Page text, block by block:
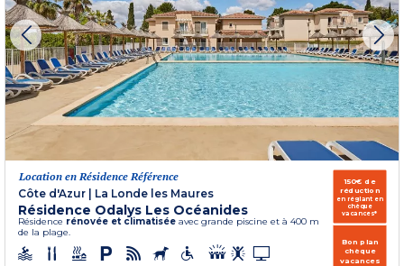
Location en Résidence Référence
Côte d'Azur
La Londe les Maures
Résidence Odalys Les Océanides
Résidence rénovée et climatisée avec grande piscine et à 400 m
de la plage.
150€ de
réduction
en réglant en
chèque
vacances*
Bon plan
chèque
vacances